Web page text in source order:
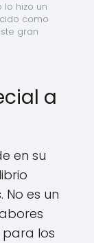
lo hizo un
como
gran
a
en su
es un
para los